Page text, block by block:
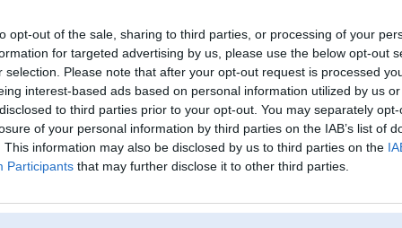
opt-out of the sale, sharing to third parties, or processing of your
for targeted advertising by us, please use the below opt-out
selection. Please note that after your opt-out request is processed
interest-based ads based on personal information utilized by us
to third parties prior to your opt-out. You may separately
of your personal information by third parties on the IAB’s list of
This information may also be disclosed by us to third parties on the
Participants that may further disclose it to other third parties.
Lietotāja SCRNLY profils
Pēdējo reizi manīts: 28. Nov 2011, 20:31
Lietotājvārds:
SCRNLY
Pilsēta:
Rīga
Braucu ar:
KAS KAIŠ...
Nodarbošanās:
ГАРШО / НЕГАРШО™
[Pēdējie ziņojumi forumā]